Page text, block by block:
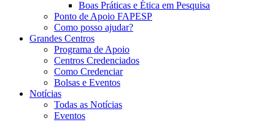
Boas Práticas e Ética em Pesquisa
Ponto de Apoio FAPESP
Como posso ajudar?
Grandes Centros
Programa de Apoio
Centros Credenciados
Como Credenciar
Bolsas e Eventos
Notícias
Todas as Notícias
Eventos